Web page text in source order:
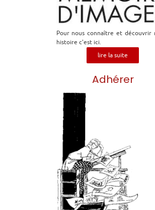
Pour nous connaître et découvrir
histoire c'est ici.
lire la suite
Adhérer